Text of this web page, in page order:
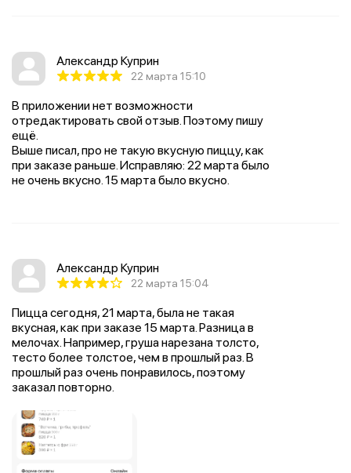
Александр Куприн
22 марта 15:10
В приложении нет возможности
отредактировать свой отзыв. Поэтому пишу
ещё.
Выше писал, про не такую вкусную пиццу, как
при заказе раньше. Исправляю: 22 марта было
не очень вкусно. 15 марта было вкусно.
Александр Куприн
22 марта 15:04
Пицца сегодня, 21 марта, была не такая
вкусная, как при заказе 15 марта. Разница в
мелочах. Например, груша нарезана толсто,
тесто более толстое, чем в прошлый раз. В
прошлый раз очень понравилось, поэтому
заказал повторно.